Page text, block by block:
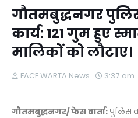
गौतमबुद्धनगर
कार्य: 121 गुम हुए
मालिकों को लौटाए।
FACE WARTA News 3:37 am
गौतमबुद्धनगर/ फेस वार्ता:पुलिस